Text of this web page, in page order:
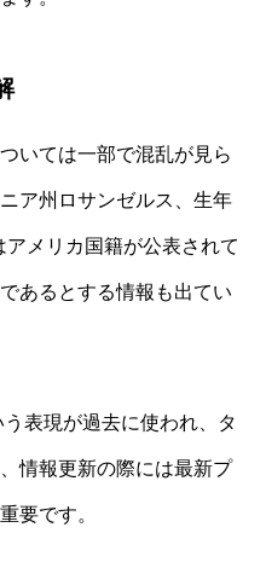
いては一部で混乱が見ら
ア州ロサンゼルス、生年
メリカ国籍が公表されて
あるとする情報も出てい
表現が過去に使われ、タ
情報更新の際には最新プ
要です。